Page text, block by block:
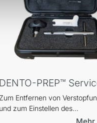
DENTO-PREP™
Zum Entfernen von
und zum Einstellen des